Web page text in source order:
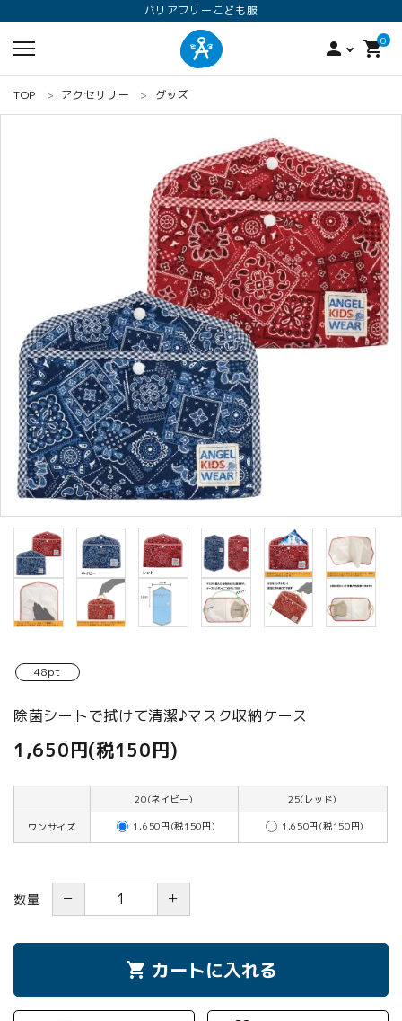
バリアフリーこども服
person 0
shopping_cart
search
ロンパース オプション加工 160
ANGEL KIDS WEARのこだわり
商品カテゴリから選ぶ
ACCOUNT MENU
ようこそ ゲスト 様
meeting_room ログイン person 新規会員登録
TOP アクセサリー グッズ
48pt
除菌シートで拭けて清潔♪マスク収納ケース
1,650円(税150円)
20(ネイビー) 25(レッド)
ワンサイズ 1,650円(税150円) 1,650円(税150円)
数量 － ＋
shopping_cart カートに入れる